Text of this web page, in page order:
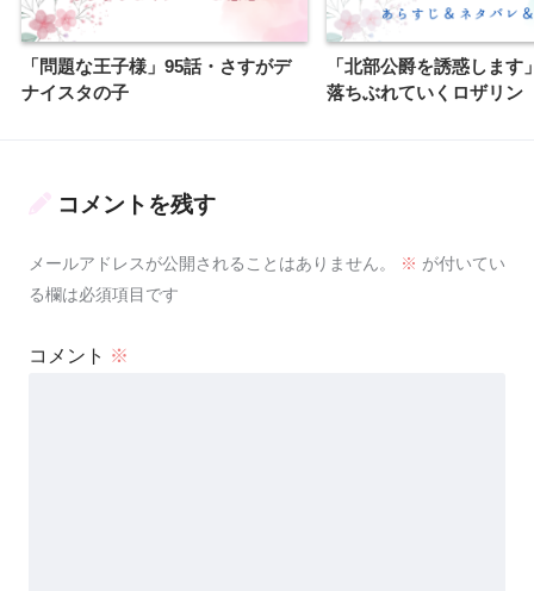
「問題な王子様」95話・さすがデ
ナイスタの子
「北部公爵を誘惑します
落ちぶれていくロザリン
コメントを残す
メールアドレスが公開されることはありません。 ※ が付いてい
る欄は必須項目です
コメント ※